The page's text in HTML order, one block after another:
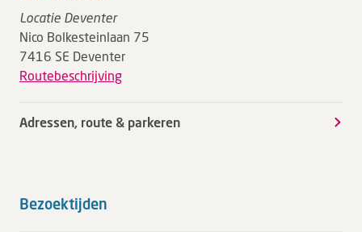
Locatie Deventer
Nico Bolkesteinlaan 75
7416 SE Deventer
Routebeschrijving
Adressen, route & parkeren
Bezoektijden